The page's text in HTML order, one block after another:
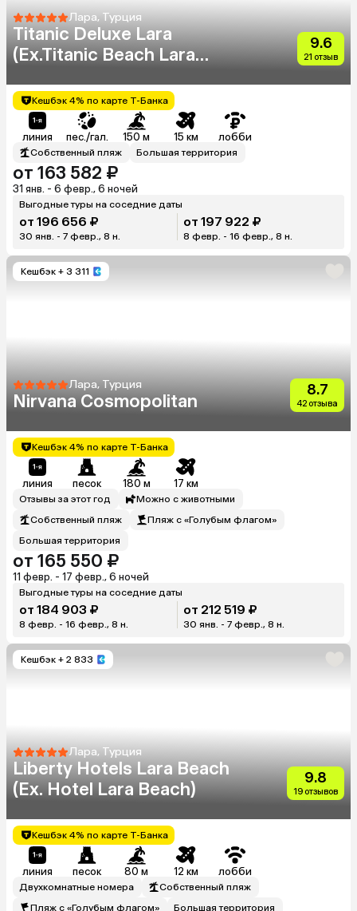
Лара, Турция
Titanic Deluxe Lara
(Ex.Titanic Beach Lara
9.6
21 отзыв
Кешбэк 4% по карте Т-Банка
линия пес./гал. 150 м 15 км лобби
Собственный пляж Большая территория
от 163 582 ₽
31 янв. - 6 февр., 6 ночей
Выгодные туры на соседние даты
от 196 656 ₽
30 янв. - 7 февр., 8 н.
от 197 922 ₽
8 февр. - 16 февр., 8 н.
Кешбэк + 3 311
Лара, Турция
Nirvana Cosmopolitan
8.7
42 отзыва
Кешбэк 4% по карте Т-Банка
линия песок 180 м 17 км
Отзывы за этот год
Можно с животными
Собственный пляж
Пляж с «Голубым флагом»
Большая территория
от 165 550 ₽
11 февр. - 17 февр., 6 ночей
Выгодные туры на соседние даты
от 184 903 ₽
8 февр. - 16 февр., 8 н.
от 212 519 ₽
30 янв. - 7 февр., 8 н.
Кешбэк + 2 833
Лара, Турция
Liberty Hotels Lara Beach
(Ex. Hotel Lara Beach)
9.8
19 отзывов
Кешбэк 4% по карте Т-Банка
линия песок 80 м 12 км лобби
Двухкомнатные номера
Собственный пляж
Пляж с «Голубым флагом»
Большая территория